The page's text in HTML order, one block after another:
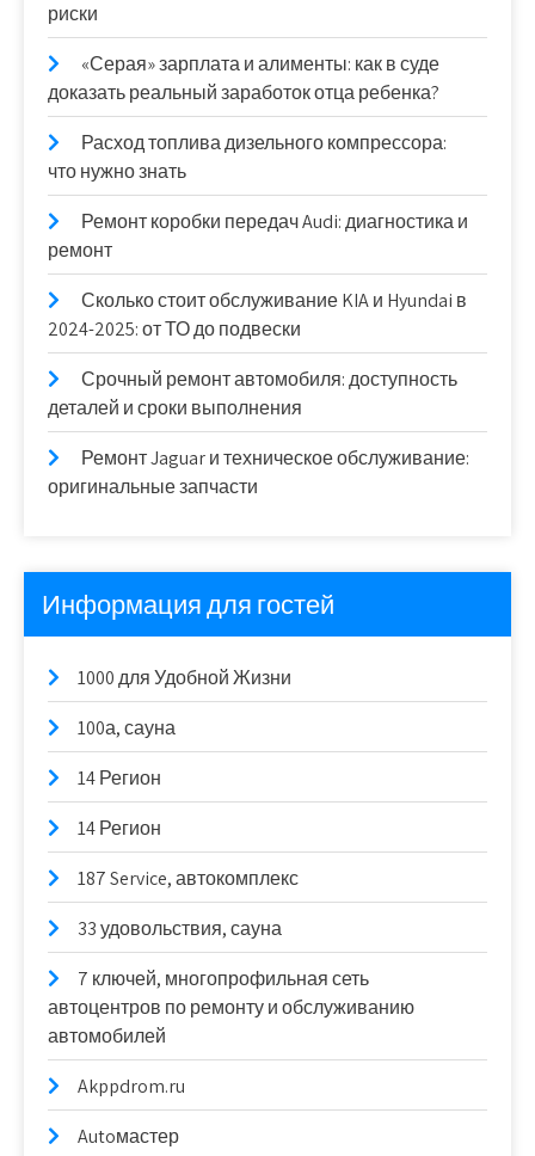
риски
«Серая» зарплата и алименты: как в суде
доказать реальный заработок отца ребенка?
Расход топлива дизельного компрессора:
что нужно знать
Ремонт коробки передач Audi: диагностика и
ремонт
Сколько стоит обслуживание KIA и Hyundai в
2024-2025: от ТО до подвески
Срочный ремонт автомобиля: доступность
деталей и сроки выполнения
Ремонт Jaguar и техническое обслуживание:
оригинальные запчасти
Информация для гостей
1000 для Удобной Жизни
100а, сауна
14 Регион
14 Регион
187 Service, автокомплекс
33 удовольствия, сауна
7 ключей, многопрофильная сеть
автоцентров по ремонту и обслуживанию
автомобилей
Akppdrom.ru
Autoмастер